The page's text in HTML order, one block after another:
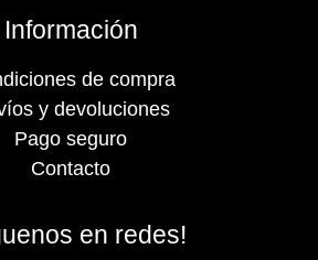
Información
de compra
y devoluciones
Pago seguro
Contacto
en redes!